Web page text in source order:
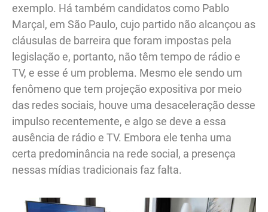
exemplo. Há também candidatos como Pablo
Marçal, em São Paulo, cujo partido não alcançou as
cláusulas de barreira que foram impostas pela
legislação e, portanto, não têm tempo de rádio e
TV, e esse é um problema. Mesmo ele sendo um
fenômeno que tem projeção expositiva por meio
das redes sociais, houve uma desaceleração desse
impulso recentemente, e algo se deve a essa
ausência de rádio e TV. Embora ele tenha uma
certa predominância na rede social, a presença
nessas mídias tradicionais faz falta.